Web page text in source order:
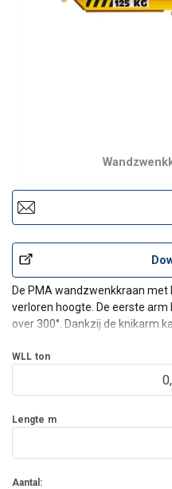
De PMA wandzwenkkraan
verloren hoogte. De eerste arm
over 300°. Dankzij de knikarm
roteren.
De zwenkkraan is voorzien van
WLL ton
Lengte m
Aantal: